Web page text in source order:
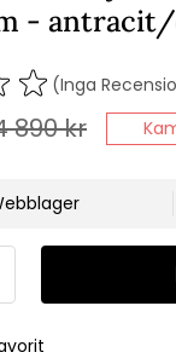
-
(Inga
890kr